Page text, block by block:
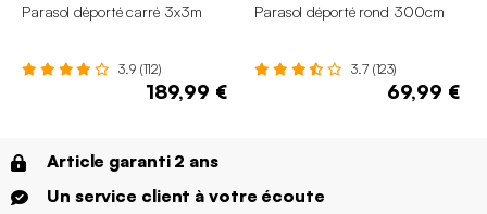
Parasol déporté carré 3x3m
3.9 (112)
189,99 €
Parasol déporté rond 300cm
3.7 (123)
69,99 €
Article garanti 2 ans
Un service client à votre écoute